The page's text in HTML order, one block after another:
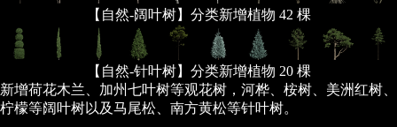
【自然-阔叶树】分类新增植物 42 棵
【自然-针叶树】分类新增植物 20 棵
新增荷花木兰、加州七叶树等观花树，河桦、桉树、美洲红树、
柠檬等阔叶树以及马尾松、南方黄松等针叶树。